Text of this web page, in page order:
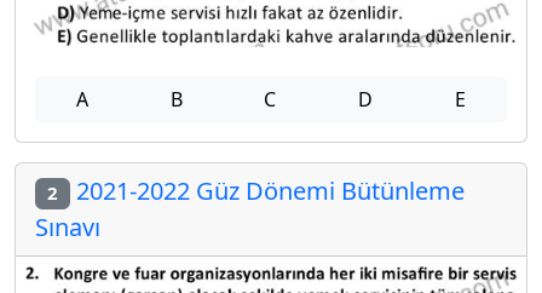
A B C D E
2 2021-2022 Güz Dönemi Bütünleme
Sınavı